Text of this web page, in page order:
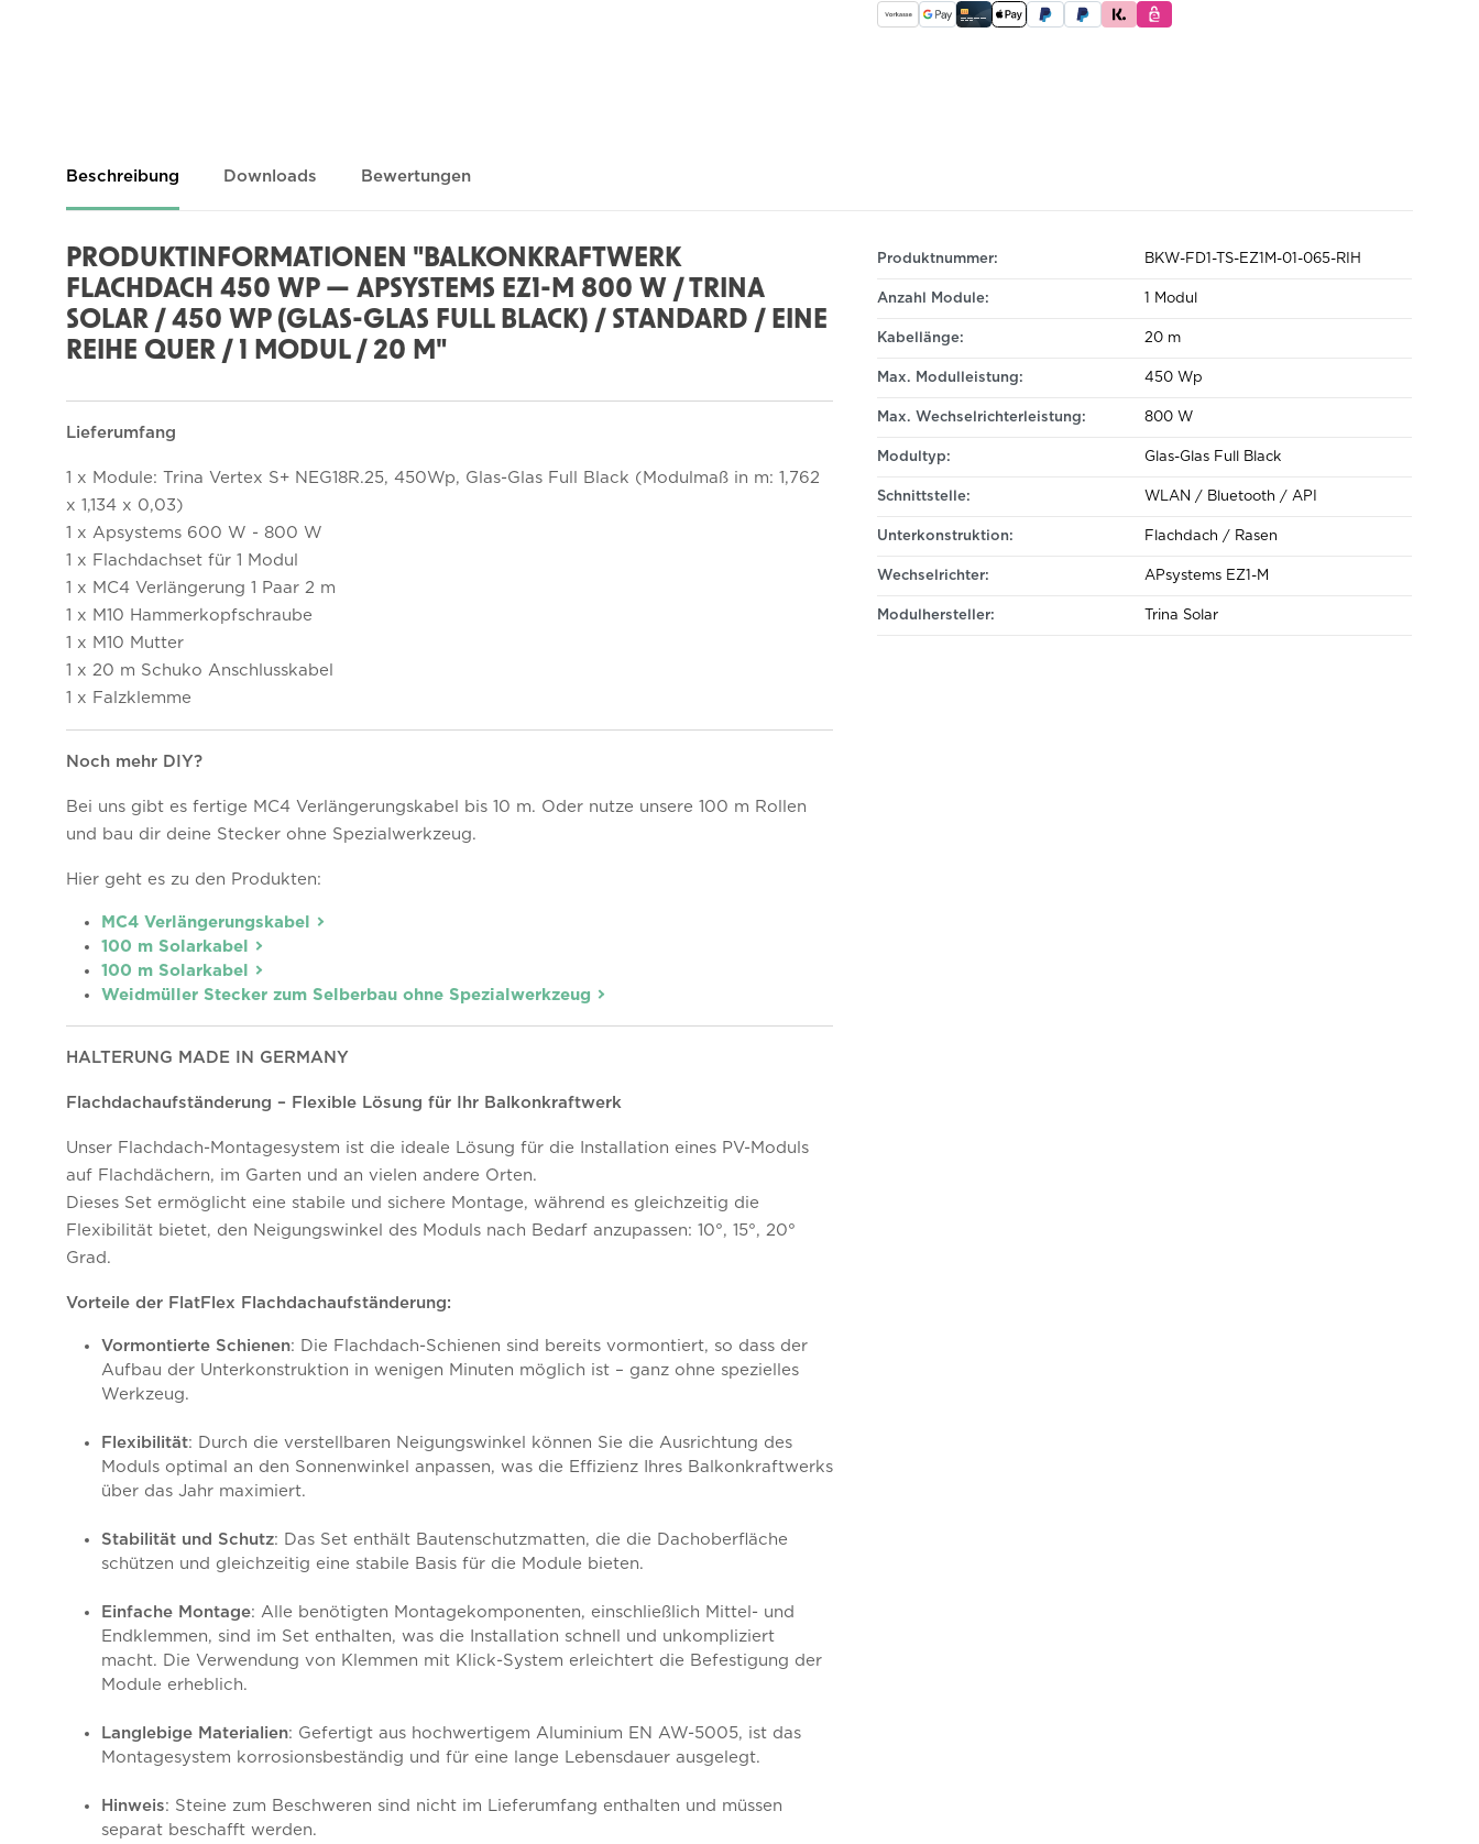
Beschreibung Downloads Bewertungen
PRODUKTINFORMATIONEN "BALKONKRAFTWERK
FLACHDACH 450 WP — APSYSTEMS EZ1-M 800 W / TRINA
SOLAR / 450 WP (GLAS-GLAS FULL BLACK) / STANDARD / EINE
REIHE QUER / 1 MODUL / 20 M"
Lieferumfang
1 x Module: Trina Vertex S+ NEG18R.25, 450Wp, Glas-Glas Full Black (Modulmaß in m: 1,762
x 1,134 x 0,03)
1 x Apsystems 600 W - 800 W
1 x Flachdachset für 1 Modul
1 x MC4 Verlängerung 1 Paar 2 m
1 x M10 Hammerkopfschraube
1 x M10 Mutter
1 x 20 m Schuko Anschlusskabel
1 x Falzklemme
Noch mehr DIY?
Bei uns gibt es fertige MC4 Verlängerungskabel bis 10 m. Oder nutze unsere 100 m Rollen
und bau dir deine Stecker ohne Spezialwerkzeug.
Hier geht es zu den Produkten:
MC4 Verlängerungskabel
100 m Solarkabel
100 m Solarkabel
Weidmüller Stecker zum Selberbau ohne Spezialwerkzeug
HALTERUNG MADE IN GERMANY
Flachdachaufständerung – Flexible Lösung für Ihr Balkonkraftwerk
Unser Flachdach-Montagesystem ist die ideale Lösung für die Installation eines PV-Moduls
auf Flachdächern, im Garten und an vielen andere Orten.
Dieses Set ermöglicht eine stabile und sichere Montage, während es gleichzeitig die
Flexibilität bietet, den Neigungswinkel des Moduls nach Bedarf anzupassen: 10°, 15°, 20°
Grad.
Vorteile der FlatFlex Flachdachaufständerung:
Vormontierte Schienen: Die Flachdach-Schienen sind bereits vormontiert, so dass der
Aufbau der Unterkonstruktion in wenigen Minuten möglich ist – ganz ohne spezielles
Werkzeug.
Flexibilität: Durch die verstellbaren Neigungswinkel können Sie die Ausrichtung des
Moduls optimal an den Sonnenwinkel anpassen, was die Effizienz Ihres Balkonkraftwerks
über das Jahr maximiert.
Stabilität und Schutz: Das Set enthält Bautenschutzmatten, die die Dachoberfläche
schützen und gleichzeitig eine stabile Basis für die Module bieten.
Einfache Montage: Alle benötigten Montagekomponenten, einschließlich Mittel- und
Endklemmen, sind im Set enthalten, was die Installation schnell und unkompliziert
macht. Die Verwendung von Klemmen mit Klick-System erleichtert die Befestigung der
Module erheblich.
Langlebige Materialien: Gefertigt aus hochwertigem Aluminium EN AW-5005, ist das
Montagesystem korrosionsbeständig und für eine lange Lebensdauer ausgelegt.
Hinweis: Steine zum Beschweren sind nicht im Lieferumfang enthalten und müssen
separat beschafft werden.
Produktnummer: BKW-FD1-TS-EZ1M-01-065-RIH
Anzahl Module: 1 Modul
Kabellänge: 20 m
Max. Modulleistung: 450 Wp
Max. Wechselrichterleistung: 800 W
Modultyp: Glas-Glas Full Black
Schnittstelle: WLAN / Bluetooth / API
Unterkonstruktion: Flachdach / Rasen
Wechselrichter: APsystems EZ1-M
Modulhersteller: Trina Solar